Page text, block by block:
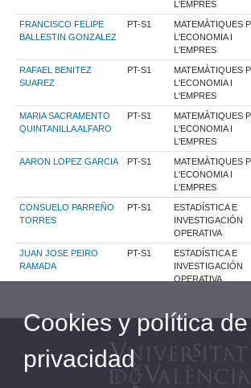
L'EMPRES
FRANCISCO FELIPE
BALLESTIN GONZALEZ
PT-S1
MATEMÀTIQUES
L'ECONOMIA I
L'EMPRES
RAFAEL BENITEZ
SUAREZ
PT-S1
MATEMÀTIQUES
L'ECONOMIA I
L'EMPRES
MARIA SACRAMENTO
QUINTANILLA ALFARO
PT-S1
MATEMÀTIQUES
L'ECONOMIA I
L'EMPRES
AARON LOPEZ GARCIA PT-S1
MATEMÀTIQUES
L'ECONOMIA I
L'EMPRES
CONSUELO PARREÑO
TORRES
PT-S1
ESTADÍSTICA E
INVESTIGACIÓN
OPERATIVA
JUAN JOSE PEIRO
RAMADA
PT-S1
ESTADÍSTICA E
INVESTIGACIÓN
OPERATIVA
Cookies y política de
privacidad